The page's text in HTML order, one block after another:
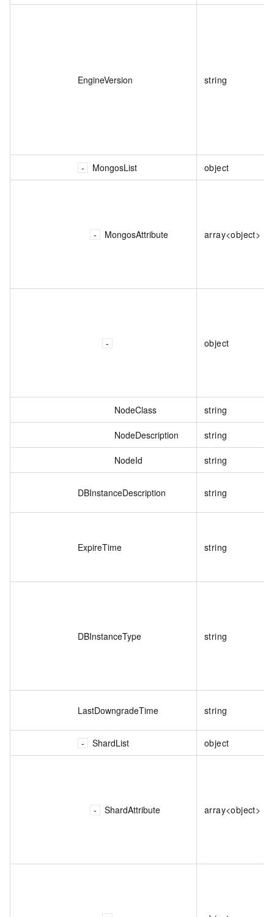
EngineVersion string
MongosList object
MongosAttribute array<object>
object
NodeClass string
NodeDescription string
NodeId string
DBInstanceDescription string
ExpireTime string
DBInstanceType string
LastDowngradeTime string
ShardList object
ShardAttribute array<object>